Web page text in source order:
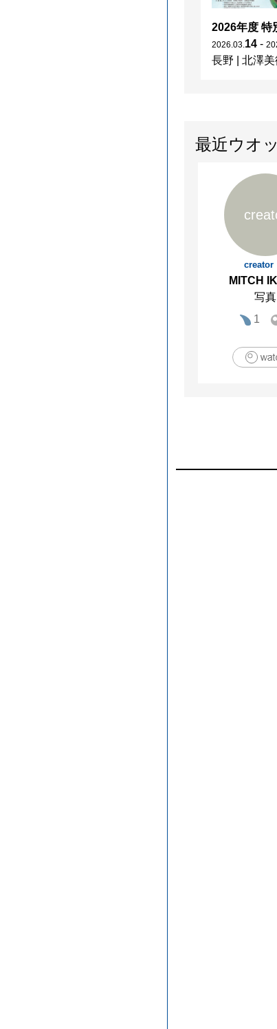
2026 03 14 -
長野
北澤
最近ウオ
creator
MITCH
写真
1